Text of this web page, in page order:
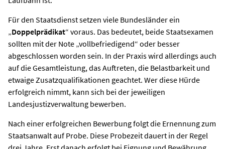
Für den Staatsdienst setzen viele Bundesländer ein
„Doppelprädikat“ voraus. Das bedeutet, beide Staatsexamen
sollten mit der Note „vollbefriedigend“ oder besser
abgeschlossen worden sein. In der Praxis wird allerdings auch
auf die Gesamtleistung, das Auftreten, die Belastbarkeit und
etwaige Zusatzqualifikationen geachtet. Wer diese Hürde
erfolgreich nimmt, kann sich bei der jeweiligen
Landesjustizverwaltung bewerben.
Nach einer erfolgreichen Bewerbung folgt die Ernennung zum
Staatsanwalt auf Probe. Diese Probezeit dauert in der Regel